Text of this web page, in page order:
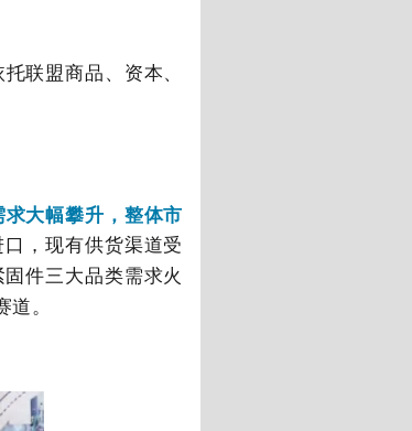
联盟商品、资本、
大幅攀升，整体市
，现有供货渠道受
件三大品类需求火
。